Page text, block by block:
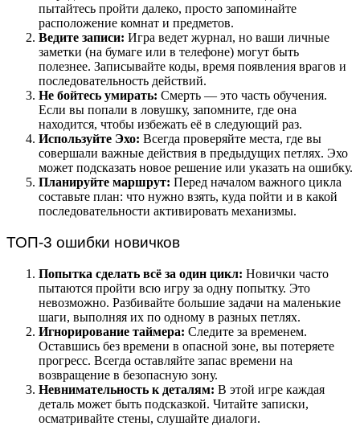
пытайтесь пройти далеко, просто запоминайте
расположение комнат и предметов.
Ведите записи: Игра ведет журнал, но ваши личные
заметки (на бумаге или в телефоне) могут быть
полезнее. Записывайте коды, время появления врагов и
последовательность действий.
Не бойтесь умирать: Смерть — это часть обучения.
Если вы попали в ловушку, запомните, где она
находится, чтобы избежать её в следующий раз.
Используйте Эхо: Всегда проверяйте места, где вы
совершали важные действия в предыдущих петлях. Эхо
может подсказать новое решение или указать на ошибку.
Планируйте маршрут: Перед началом важного цикла
составьте план: что нужно взять, куда пойти и в какой
последовательности активировать механизмы.
ТОП-3 ошибки новичков
Попытка сделать всё за один цикл: Новички часто
пытаются пройти всю игру за одну попытку. Это
невозможно. Разбивайте большие задачи на маленькие
шаги, выполняя их по одному в разных петлях.
Игнорирование таймера: Следите за временем.
Оставшись без времени в опасной зоне, вы потеряете
прогресс. Всегда оставляйте запас времени на
возвращение в безопасную зону.
Невнимательность к деталям: В этой игре каждая
деталь может быть подсказкой. Читайте записки,
осматривайте стены, слушайте диалоги.